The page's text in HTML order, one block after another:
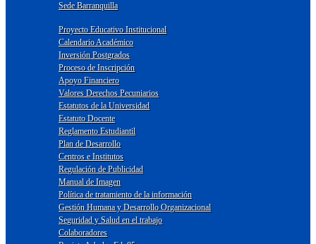
Sede Barranquilla
Proyecto Educativo Institucional
Calendario Académico
Inversión Postgrados
Proceso de Inscripción
Apoyo Financiero
Valores Derechos Pecuniarios
Estatutos de la Universidad
Estatuto Docente
Reglamento Estudiantil
Plan de Desarrollo
Centros e Institutos
Regulación de Publicidad
Manual de Imagen
Política de tratamiento de la información
Gestión Humana y Desarrollo Organizacional
Seguridad y Salud en el trabajo
Colaboradores